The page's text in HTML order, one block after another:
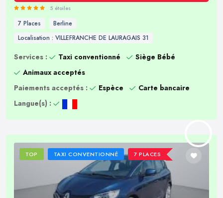
5 étoiles
7 Places
Berline
Localisation : VILLEFRANCHE DE LAURAGAIS 31
Services : Taxi conventionné
Siège Bébé
Animaux acceptés
Paiements acceptés :
Espèce
Carte bancaire
Langue(s) :
TOP TAXI CONVENTIONNÉ 7 PLACES